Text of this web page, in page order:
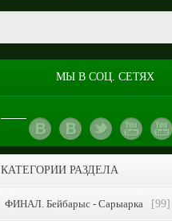
МЫ В СОЦ. СЕТЯХ
КАТЕГОРИИ РАЗДЕЛА
ФИНАЛ. Бейбарыс - Сарыарка [99]